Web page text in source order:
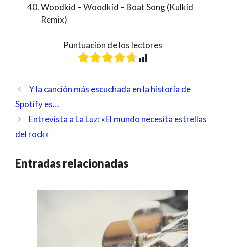
Woodkid – Woodkid – Boat Song (Kulkid
Remix)
Puntuación de los lectores
Y la canción más escuchada en la historia de
Spotify es…
Entrevista a La Luz: «El mundo necesita estrellas
del rock»
Entradas relacionadas